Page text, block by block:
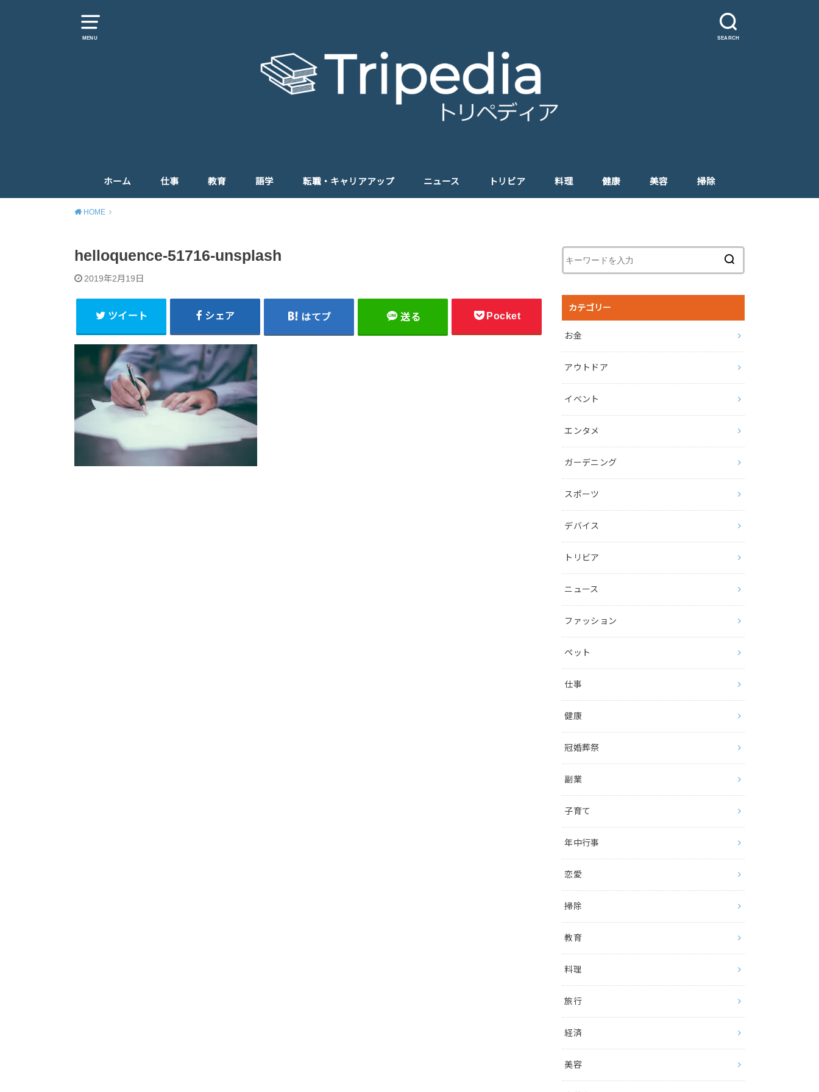
MENU SEARCH
ホーム 仕事 教育 語学 転職・キャリアアップ ニュース トリビア 料理 健康 美容 掃除
HOME
helloquence-51716-unsplash
2019年2月19日
ツイート シェア はてブ 送る Pocket
カテゴリー
お金
アウトドア
イベント
エンタメ
ガーデニング
スポーツ
デバイス
トリビア
ニュース
ファッション
ペット
仕事
健康
冠婚葬祭
副業
子育て
年中行事
恋愛
掃除
教育
料理
旅行
経済
美容